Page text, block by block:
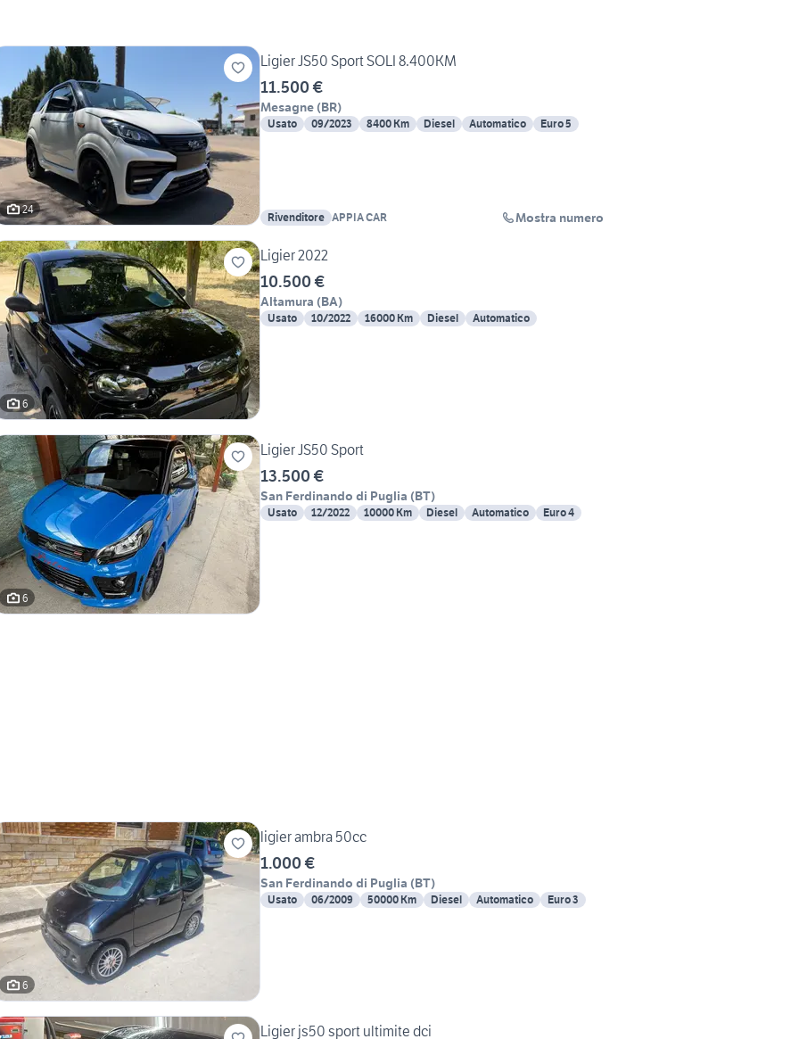
24
Ligier JS50 Sport SOLI 8.400KM
11.500 €
Mesagne (BR)
Usato 09/2023 8400 Km Diesel Automatico Euro 5
Rivenditore APPIA CAR Mostra numero
6
Ligier 2022
10.500 €
Altamura (BA)
Usato 10/2022 16000 Km Diesel Automatico
6
Ligier JS50 Sport
13.500 €
San Ferdinando di Puglia (BT)
Usato 12/2022 10000 Km Diesel Automatico Euro 4
6
ligier ambra 50cc
1.000 €
San Ferdinando di Puglia (BT)
Usato 06/2009 50000 Km Diesel Automatico Euro 3
Ligier js50 sport ultimite dci